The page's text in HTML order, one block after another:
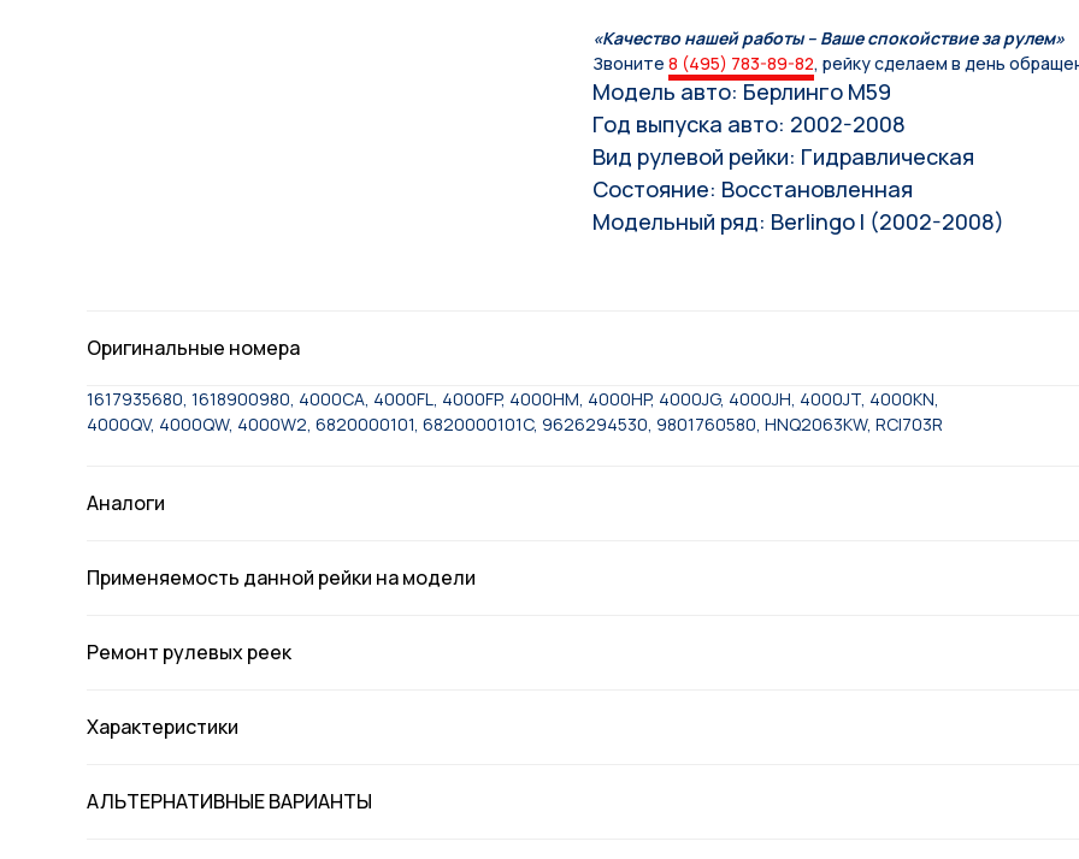
«Качество нашей работы – Ваше спокойствие за рулем»
Звоните 8 (495) 783-89-82, рейку сделаем в день
Модель авто: Берлинго М59
Год выпуска авто: 2002-2008
Вид рулевой рейки: Гидравлическая
Состояние: Восстановленная
Модельный ряд: Berlingo I (2002-2008)
Оригинальные номера
1617935680, 1618900980, 4000CA, 4000FL, 4000FP, 4000HM, 4000HP, 4000JG, 4000JH, 4000JT, 4000KN,
4000QV, 4000QW, 4000W2, 6820000101, 6820000101C, 9626294530, 9801760580, HNQ2063KW, RCI703R
Аналоги
Применяемость данной рейки на модели
Ремонт рулевых реек
Характеристики
АЛЬТЕРНАТИВНЫЕ ВАРИАНТЫ